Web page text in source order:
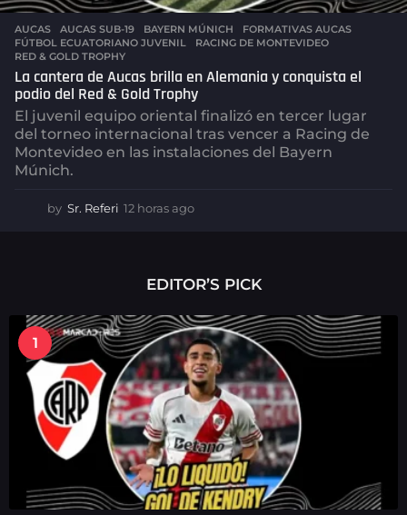
AUCAS AUCAS SUB-19 ,BAYERN MÚNICH ,FORMATIVAS AUCAS
FÚTBOL ECUATORIANO JUVENIL
,RACING DE MONTEVIDEO
RED & GOLD TROPHY
La cantera de Aucas brilla en Alemania y conquista el
podio del Red & Gold Trophy
El juvenil equipo oriental finalizó en tercer lugar
del torneo internacional tras vencer a Racing de
Montevideo en las instalaciones del Bayern
Múnich.
by Sr. Referi 12 horas ago
r
a
a
g
o
EDITOR’S PICK
1